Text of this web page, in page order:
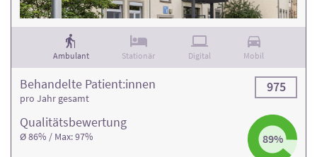
Ambulant Stationär Digital Mobil
Qualitäts­bewertung
Ø 86% / Max: 97% 89%
Behandelte Patient:innen
pro Jahr gesamt
975